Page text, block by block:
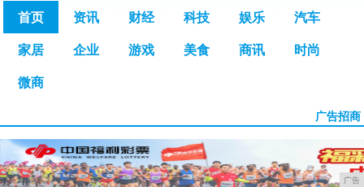
首页 资讯 财经 科技 娱乐 汽车
家居 企业 游戏 美食 商讯 时尚
微商
广告招商
广告